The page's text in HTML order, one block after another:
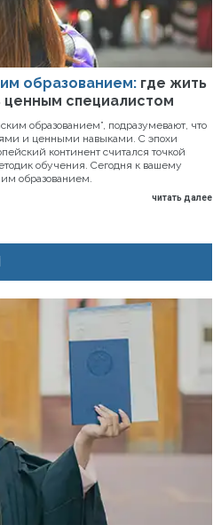
образованием: где жить
ценным специалистом
образованием”, подразумевают, что
и ценными навыками. С эпохи
континент считался точкой
обучения. Сегодня к вашему
образованием.
читать далее